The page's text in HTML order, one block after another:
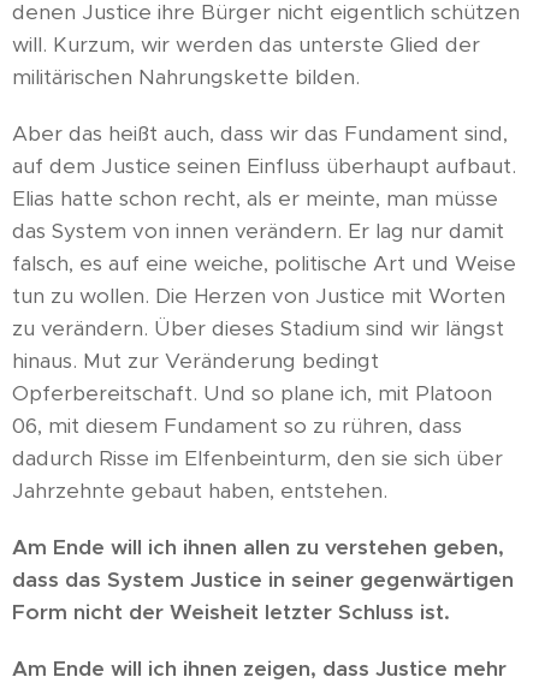
denen Justice ihre Bürger nicht eigentlich schützen
will. Kurzum, wir werden das unterste Glied der
militärischen Nahrungskette bilden.
Aber das heißt auch, dass wir das Fundament sind,
auf dem Justice seinen Einfluss überhaupt aufbaut.
Elias hatte schon recht, als er meinte, man müsse
das System von innen verändern. Er lag nur damit
falsch, es auf eine weiche, politische Art und Weise
tun zu wollen. Die Herzen von Justice mit Worten
zu verändern. Über dieses Stadium sind wir längst
hinaus. Mut zur Veränderung bedingt
Opferbereitschaft. Und so plane ich, mit Platoon
06, mit diesem Fundament so zu rühren, dass
dadurch Risse im Elfenbeinturm, den sie sich über
Jahrzehnte gebaut haben, entstehen.
Am Ende will ich ihnen allen zu verstehen geben,
dass das System Justice in seiner gegenwärtigen
Form nicht der Weisheit letzter Schluss ist.
Am Ende will ich ihnen zeigen, dass Justice mehr